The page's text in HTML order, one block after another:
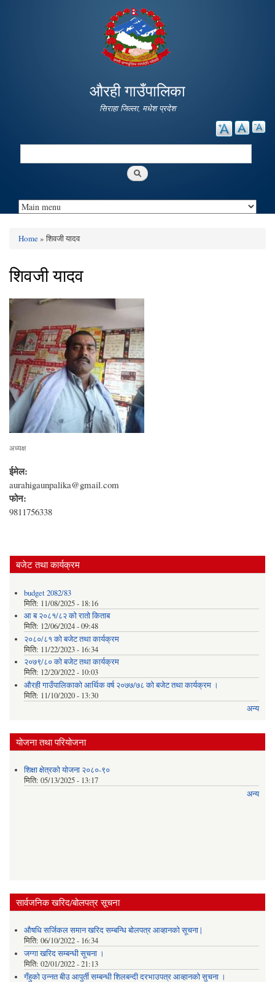
main
content
औरही गाउँपालिका
सिराहा जिल्ला, मधेश प्रदेश
Search
Home» शिवजी यादव
शिवजी यादव
अध्यक्ष
ईमेल:
aurahigaunpalika@gmail.com
फोन:
9811756338
बजेट तथा कार्यक्रम
budget 2082/83
मिति: 11/08/2025 - 18:16
आ ब २०८१/८२ काे राताे किताब
मिति: 12/06/2024 - 09:48
२०८०/८१ को बजेट तथा कार्यक्रम
मिति: 11/22/2023 - 16:34
२०७९/८० को बजेट तथा कार्यक्रम
मिति: 12/20/2022 - 10:03
औरही गाउँपालिकाको आर्थिक वर्ष २०७७/७८ को बजेट तथा कार्यक्रम ।
मिति: 11/10/2020 - 13:30
अन्य
योजना तथा परियोजना
शिक्षा क्षेत्रको योजना २०८०-९०
मिति: 05/13/2025 - 13:17
अन्य
सार्वजनिक खरिद/बोलपत्र सूचना
औषधि सर्जिकल समान खरिद सम्बन्धि बोलपत्र आव्हानको सूचना |
मिति: 06/10/2022 - 16:34
जग्गा खरिद सम्बन्धी सूचना ।
मिति: 02/01/2022 - 21:13
गँहुकाे उन्नत बीउ आपुर्ती सम्बन्धी शिलबन्दी दरभाउपत्र आव्हानकाे सुचना ।